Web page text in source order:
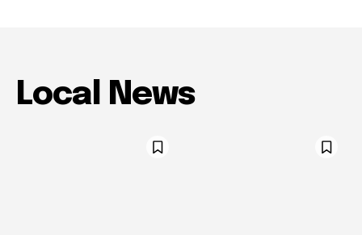
Local News